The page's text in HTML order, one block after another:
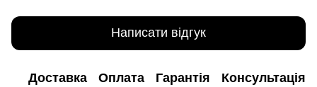
Написати відгук
Доставка Оплата Гарантія Консультація